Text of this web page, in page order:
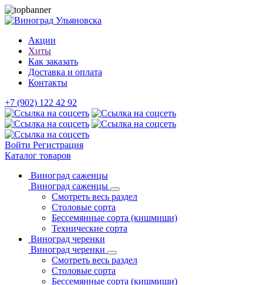
Акции
Хиты
Как заказать
Доставка и оплата
Контакты
+7 (902) 122 42 92
Войти Регистрация
Каталог товаров
Виноград саженцы
Виноград саженцы
Смотреть весь раздел
Столовые сорта
Бессемянные сорта (кишмиши)
Технические сорта
Виноград черенки
Виноград черенки
Смотреть весь раздел
Столовые сорта
Бессемянные сорта (кишмиши)